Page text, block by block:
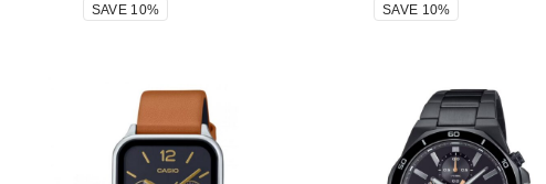
SAVE 10% SAVE 10%